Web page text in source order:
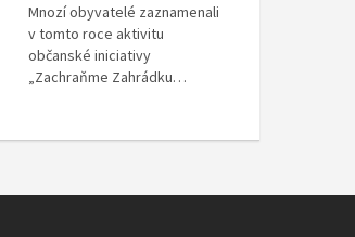
Mnozí obyvatelé zaznamenali
v tomto roce aktivitu
občanské iniciativy
„Zachraňme Zahrádku…